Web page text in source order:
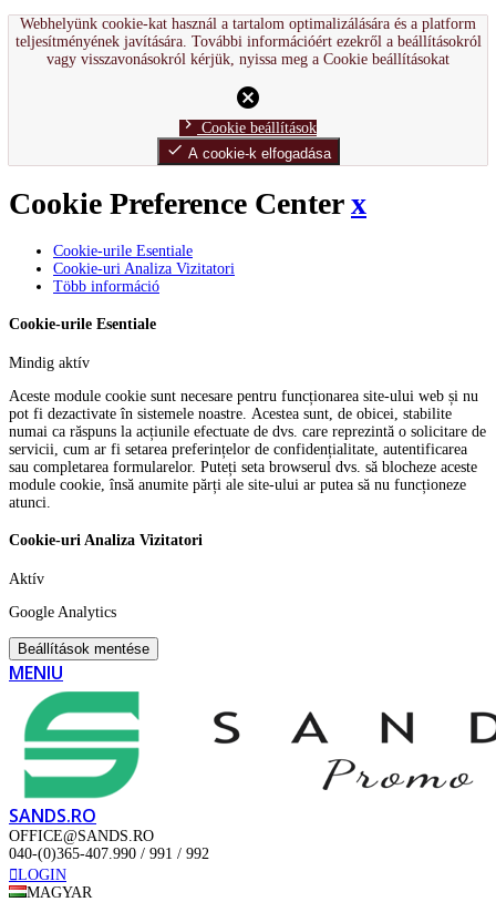
Webhelyünk cookie-kat használ a tartalom optimalizálására és a platform
teljesítményének javítására. További információért ezekről a beállításokról
vagy visszavonásokról kérjük, nyissa meg a Cookie beállításokat
cancel
chevron_right Cookie beállítások
done A cookie-k elfogadása
Cookie Preference Centerx
Cookie-urile Esentiale
Cookie-uri Analiza Vizitatori
Több információ
Cookie-urile Esentiale
Mindig aktív
Aceste module cookie sunt necesare pentru funcționarea site-ului web și nu
pot fi dezactivate în sistemele noastre. Acestea sunt, de obicei, stabilite
numai ca răspuns la acțiunile efectuate de dvs. care reprezintă o solicitare de
servicii, cum ar fi setarea preferințelor de confidențialitate, autentificarea
sau completarea formularelor. Puteți seta browserul dvs. să blocheze aceste
module cookie, însă anumite părți ale site-ului ar putea să nu funcționeze
atunci.
Cookie-uri Analiza Vizitatori
Aktív
Google Analytics
Beállítások mentése
MENIU
SANDS.RO
OFFICE@SANDS.RO
040-(0)365-407.990 / 991 / 992
LOGIN
MAGYAR